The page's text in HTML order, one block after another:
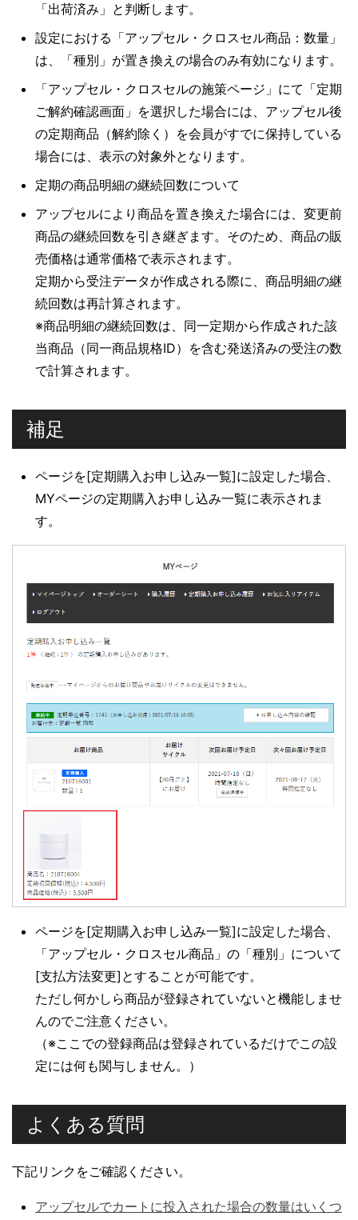
「出荷済み」と判断します。
設定における「アップセル・クロスセル商品：数量」
は、「種別」が置き換えの場合のみ有効になります。
「アップセル・クロスセルの施策ページ」にて「定期
ご解約確認画面」を選択した場合には、アップセル後
の定期商品（解約除く）を会員がすでに保持している
場合には、表示の対象外となります。
定期の商品明細の継続回数について
アップセルにより商品を置き換えた場合には、変更前
商品の継続回数を引き継ぎます。そのため、商品の販
売価格は通常価格で表示されます。
定期から受注データが作成される際に、商品明細の継
続回数は再計算されます。
※商品明細の継続回数は、同一定期から作成された該
当商品（同一商品規格ID）を含む発送済みの受注の数
で計算されます。
補足
ページを[定期購入お申し込み一覧]に設定した場合、
MYページの定期購入お申し込み一覧に表示されま
す。
ページを[定期購入お申し込み一覧]に設定した場合、
「アップセル・クロスセル商品」の「種別」について
[支払方法変更]とすることが可能です。
ただし何かしら商品が登録されていないと機能しませ
んのでご注意ください。
（※ここでの登録商品は登録されているだけでこの設
定には何も関与しません。）
よくある質問
下記リンクをご確認ください。
アップセルでカートに投入された場合の数量はいくつ